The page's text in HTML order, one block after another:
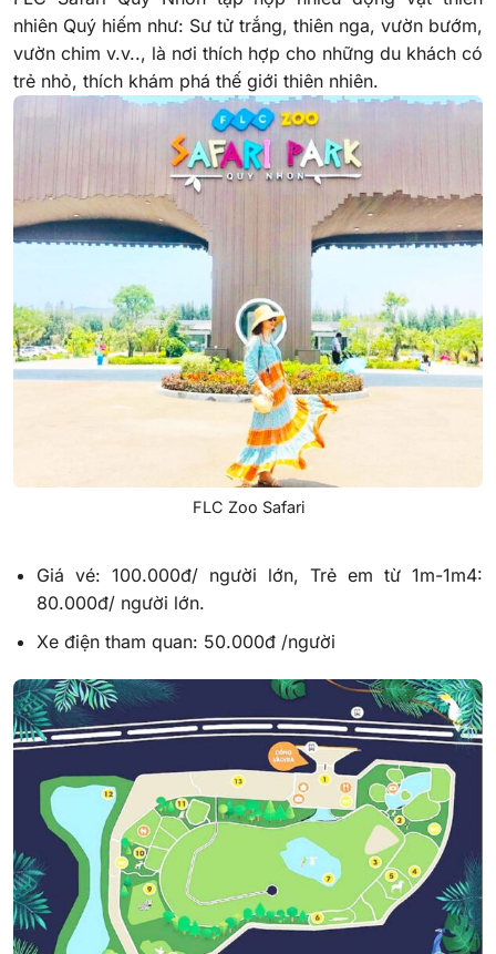
nhiên Quý hiếm như: Sư tử trắng, thiên nga, vườn bướm,
vườn chim v.v.., là nơi thích hợp cho những du khách có
trẻ nhỏ, thích khám phá thế giới thiên nhiên.
FLC Zoo Safari
Giá vé: 100.000đ/ người lớn, Trẻ em từ 1m-1m4:
80.000đ/ người lớn.
Xe điện tham quan: 50.000đ /người